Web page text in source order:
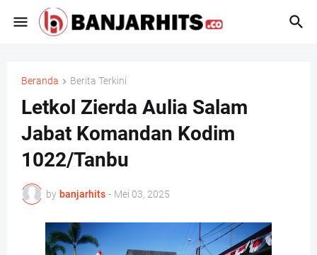
Beranda Berita Terkini
Letkol Zierda Aulia Salam
Jabat Komandan Kodim
1022/Tanbu
by banjarhits - Mei 03, 2025